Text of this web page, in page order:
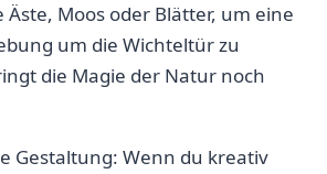
Äste, Moos oder Blätter, um eine
um die Wichteltür zu⁢
die Magie der ‍Natur⁣ noch
Gestaltung: ‌Wenn‍ du kreativ